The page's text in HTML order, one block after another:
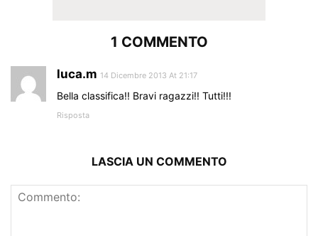
1 COMMENTO
luca.m 14 Dicembre 2013 At 21:17
Bella classifica!! Bravi ragazzi!! Tutti!!!
Risposta
LASCIA UN COMMENTO